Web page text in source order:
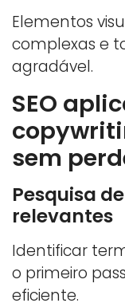
Elementos
complexas e
agradável.
SEO
sem
Pesquisa
relevantes
Identificar
o primeiro
eficiente.